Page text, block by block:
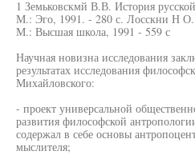
1 Земьковскмй В.В. История
М.: Эго, 1991. - 280 с. Лосскни Н О.
М.: Высшая школа, 1991 - 559 с
Научная новизна исследования
результатах исследования
Михайловского:
- проект универсальной
развития философской
содержал в себе основы
мыслителя;